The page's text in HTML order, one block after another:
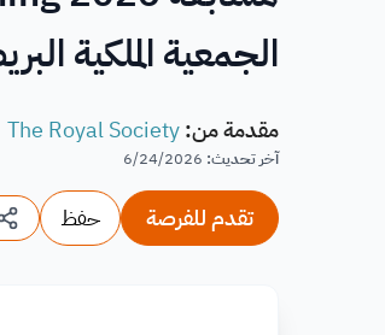
الجمعية الملكية
مقدمة من:
The Royal Society
آخر تحديث:
6/24/2026
تقدم للفرصة حفظ